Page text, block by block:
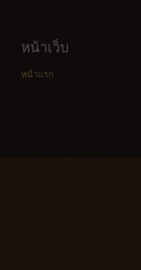
หน้าเว็บ
หน้าแรก